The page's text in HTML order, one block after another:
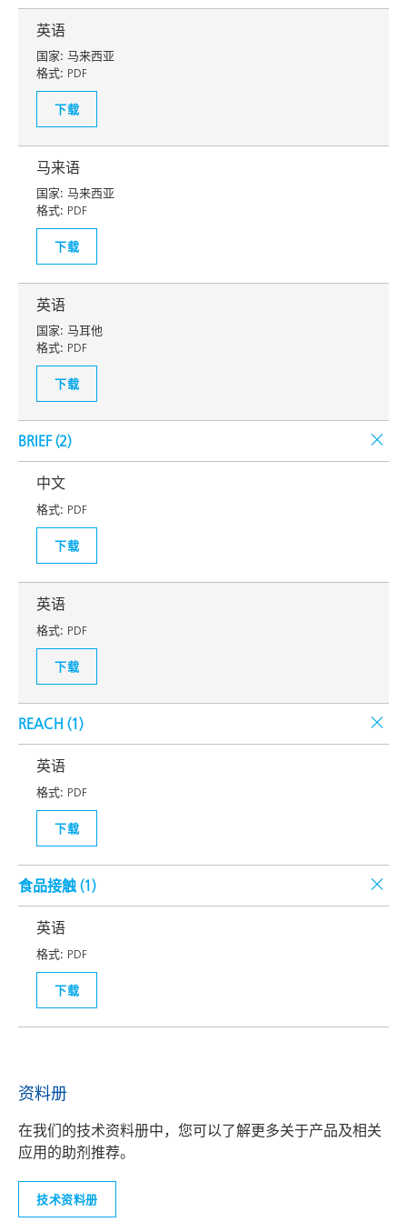
英语
国家: 马来西亚
格式: PDF
下载
马来语
国家: 马来西亚
格式: PDF
下载
英语
国家: 马耳他
格式: PDF
下载
BRIEF (2)
中文
格式: PDF
下载
英语
格式: PDF
下载
REACH (1)
英语
格式: PDF
下载
食品接触 (1)
英语
格式: PDF
下载
资料册
在我们的技术资料册中，您可以了解更多关于产品及相关
应用的助剂推荐。
技术资料册